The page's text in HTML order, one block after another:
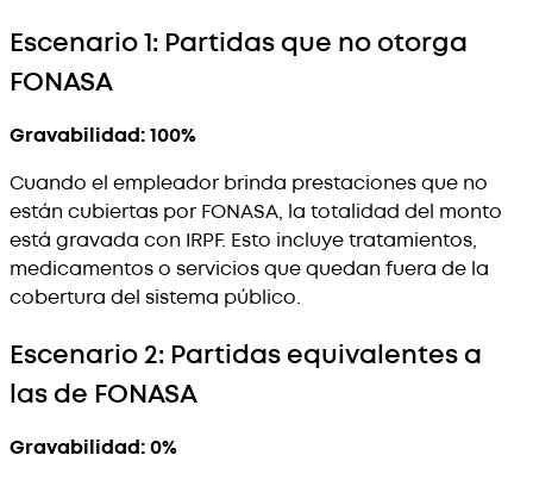
Escenario 1: Partidas que no otorga
FONASA
Gravabilidad: 100%
Cuando el empleador brinda prestaciones que no
están cubiertas por FONASA, la totalidad del monto
está gravada con IRPF. Esto incluye tratamientos,
medicamentos o servicios que quedan fuera de la
cobertura del sistema público.
Escenario 2: Partidas equivalentes a
las de FONASA
Gravabilidad: 0%